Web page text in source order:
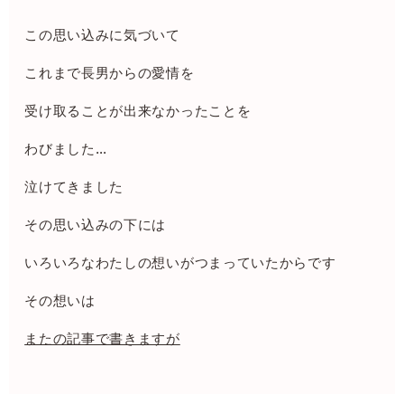
この思い込みに気づいて
これまで長男からの愛情を
受け取ることが出来なかったことを
わびました…
泣けてきました
その思い込みの下には
いろいろなわたしの想いがつまっていたからです
その想いは
またの記事で書きますが